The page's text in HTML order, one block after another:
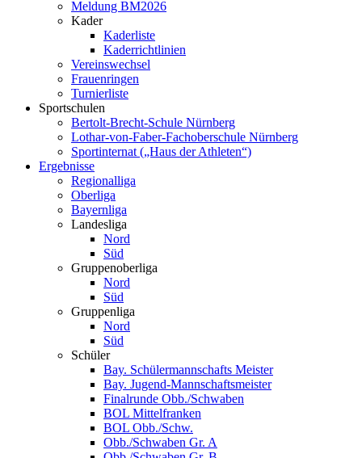
Meldung BM2026
Kader
Kaderliste
Kaderrichtlinien
Vereinswechsel
Frauenringen
Turnierliste
Sportschulen
Bertolt-Brecht-Schule Nürnberg
Lothar-von-Faber-Fachoberschule Nürnberg
Sportinternat („Haus der Athleten“)
Ergebnisse
Regionalliga
Oberliga
Bayernliga
Landesliga
Nord
Süd
Gruppenoberliga
Nord
Süd
Gruppenliga
Nord
Süd
Schüler
Bay. Schülermannschafts Meister
Bay. Jugend-Mannschaftsmeister
Finalrunde Obb./Schwaben
BOL Mittelfranken
BOL Obb./Schw.
Obb./Schwaben Gr. A